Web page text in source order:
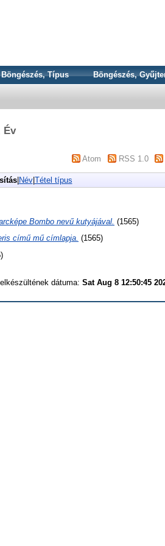
Böngészés, Típus Böngészés,
Év
Atom RSS 1.0
| Név| Tétel típus
Bombo nevű kutyájával. (1565)
című mű címlapja. (1565)
dátuma: Sat Aug 8 12:50:45